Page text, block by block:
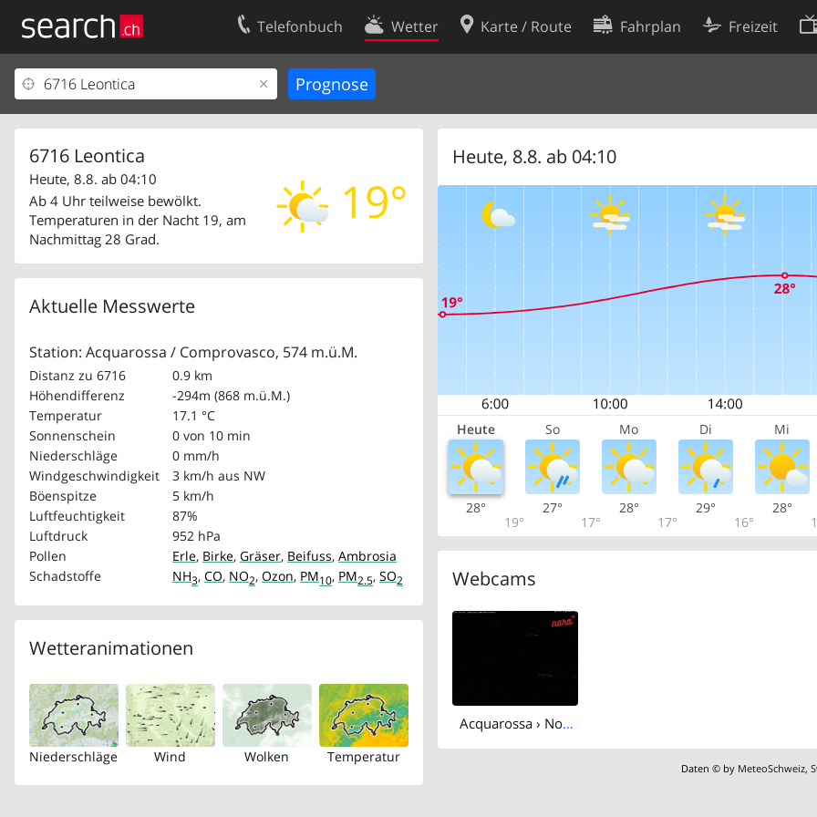
Telefonbuch Wetter Karte / Route Fahrplan Freizeit
6716 Leontica
19°
Heute, 8.8. ab 04:10
Ab 4 Uhr teilweise bewölkt.
Temperaturen in der Nacht 19, am
Nachmittag 28 Grad.
Aktuelle Messwerte
Station: Acquarossa / Comprovasco, 574 m.ü.M.
Distanz zu 6716
0.9 km
Höhendifferenz
-294m (868 m.ü.M.)
Temperatur
17.1 °C
Sonnenschein
0 von 10 min
Niederschläge
0 mm/h
Windgeschwindigkeit
3 km/h aus NW
Böenspitze
5 km/h
Luftfeuchtigkeit
87%
Luftdruck
952 hPa
Pollen
Erle, Birke, Gräser, Beifuss, Ambrosia
Schadstoffe
NH3, CO, NO2, Ozon, PM10, PM2.5, SO2
Wetteranimationen
Niederschläge Wind Wolken Temperatur
Heute, 8.8. ab 04:10
Heute So Mo Di Mi
28°
19°
27°
17°
28°
17°
29°
16°
28°
Webcams
Acquarossa › North-east: Seggiovia Nara 1500 - Arrivo - Impianti turistici Nara "1500 - 2000"
Daten © by MeteoSchweiz,
Ihr Eintrag
Kundencenter Geschäftskunden
Kontakt
Nutzungsbedingungen
Cookie-Einstellungen